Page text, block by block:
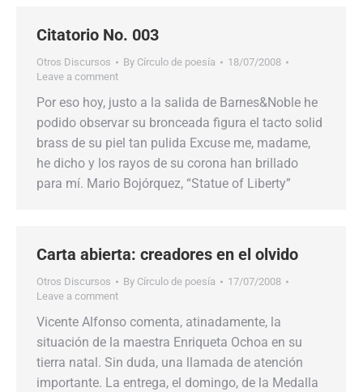
Citatorio No. 003
Otros Discursos By Círculo de poesía
18/07/2008
Leave a comment
Por eso hoy, justo a la salida de Barnes&Noble he
podido observar su bronceada figura el tacto solid
brass de su piel tan pulida Excuse me, madame,
he dicho y los rayos de su corona han brillado
para mí. Mario Bojórquez, “Statue of Liberty”
Carta abierta: creadores en el olvido
Otros Discursos By Círculo de poesía
17/07/2008
Leave a comment
Vicente Alfonso comenta, atinadamente, la
situación de la maestra Enriqueta Ochoa en su
tierra natal. Sin duda, una llamada de atención
importante. La entrega, el domingo, de la Medalla